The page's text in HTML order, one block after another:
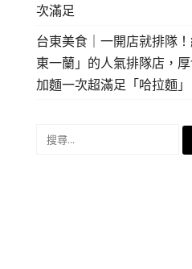
次滿足
台東美食｜一開店就排隊
東一蘭」的人氣排隊店，
加麵一次超滿足「哈拉麵」